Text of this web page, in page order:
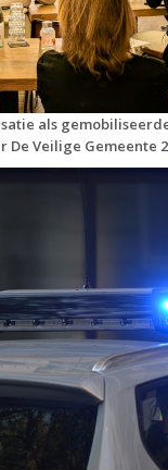
als
De Veilige Gemeente